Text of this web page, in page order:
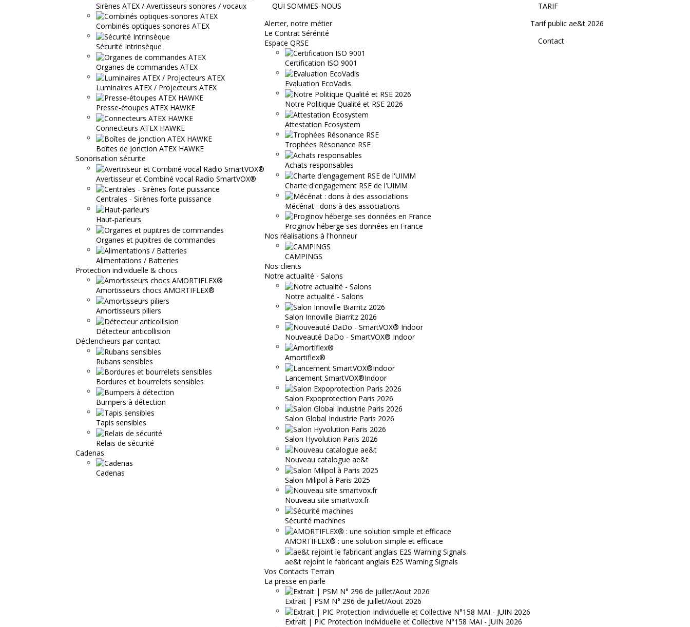
Sirènes ATEX / Avertisseurs sonores / vocaux
Combinés optiques-sonores ATEX
Sécurité Intrinsèque
Organes de commandes ATEX
Luminaires ATEX / Projecteurs ATEX
Presse-étoupes ATEX HAWKE
Connecteurs ATEX HAWKE
Boîtes de jonction ATEX HAWKE
Sonorisation sécurite
Avertisseur et Combiné vocal Radio SmartVOX®
Centrales - Sirènes forte puissance
Haut-parleurs
Organes et pupitres de commandes
Alimentations / Batteries
Protection individuelle & chocs
Amortisseurs chocs AMORTIFLEX®
Amortisseurs piliers
Détecteur anticollision
Déclencheurs par contact
Rubans sensibles
Bordures et bourrelets sensibles
Bumpers à détection
Tapis sensibles
Relais de sécurité
Cadenas
Cadenas
QUI SOMMES-NOUS
Alerter, notre métier
Le Contrat Sérénité
Espace QRSE
Certification ISO 9001
Evaluation EcoVadis
Notre Politique Qualité et RSE 2026
Attestation Ecosystem
Trophées Résonance RSE
Achats responsables
Charte d'engagement RSE de l'UIMM
Mécénat : dons à des associations
Proginov héberge ses données en France
Nos réalisations à l'honneur
CAMPINGS
Nos clients
Notre actualité - Salons
Notre actualité - Salons
Salon Innoville Biarritz 2026
Nouveauté DaDo - SmartVOX® Indoor
Amortiflex®
Lancement SmartVOX®Indoor
Salon Expoprotection Paris 2026
Salon Global Industrie Paris 2026
Salon Hyvolution Paris 2026
Nouveau catalogue ae&t
Salon Milipol à Paris 2025
Nouveau site smartvox.fr
Sécurité machines
AMORTIFLEX® : une solution simple et efficace
ae&t rejoint le fabricant anglais E2S Warning Signals
Vos Contacts Terrain
La presse en parle
Extrait | PSM N° 296 de juillet/Aout 2026
Extrait | PIC Protection Individuelle et Collective N°158 MAI - JUIN 2026
TARIF
Tarif public ae&t 2026
Contact